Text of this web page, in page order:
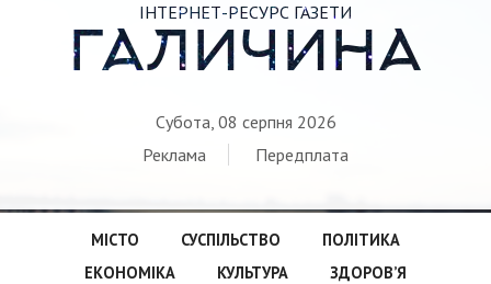
ІНТЕРНЕТ-РЕСУРС ГАЗЕТИ
ГАЛИЧИНА
Субота, 08 серпня 2026
Реклама
Передплата
МІСТО СУСПІЛЬСТВО
ПОЛІТИКА
ЕКОНОМІКА
КУЛЬТУРА
ЗДОРОВ’Я